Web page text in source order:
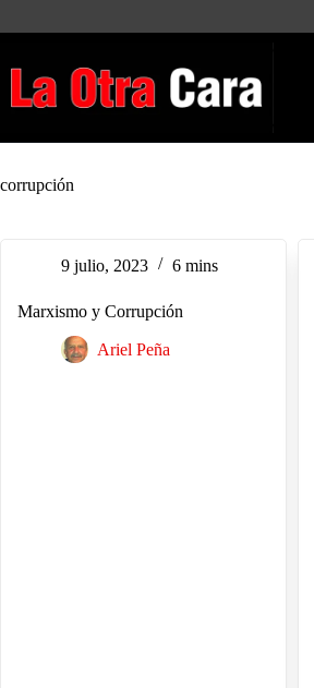
corrupción
9 julio, 2023 6 mins
Marxismo y Corrupción
Ariel Peña